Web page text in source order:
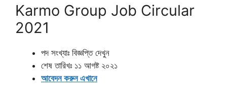
Karmo Group Job Circular
2021
পদ সংখ্যাঃ বিজ্ঞপ্তি দেখুন
শেষ তারিখঃ ১১ আগষ্ট ২০২১
আবেদন করুন এখানে